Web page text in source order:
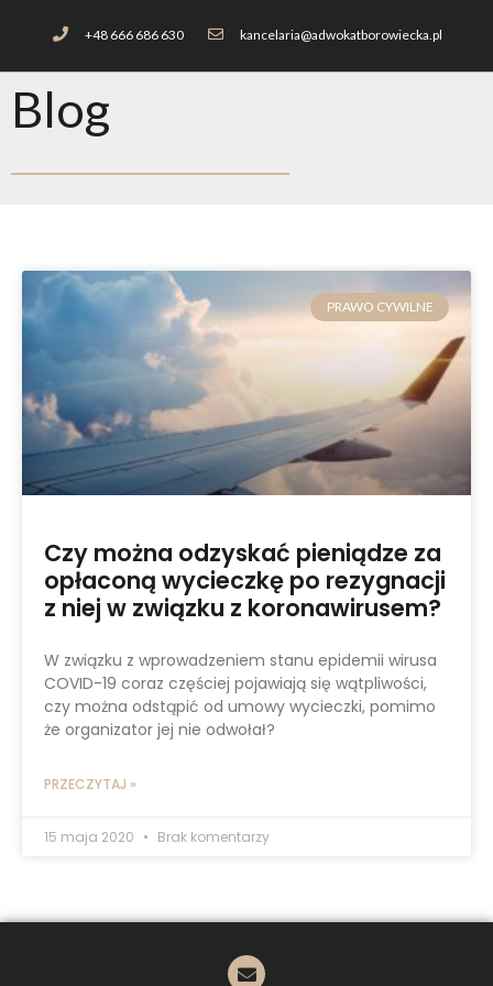
+48 666 686 630 kancelaria@adwokatborowiecka.pl
Blog
PRAWO CYWILNE
Czy można odzyskać pieniądze za
opłaconą wycieczkę po rezygnacji
z niej w związku z koronawirusem?
W związku z wprowadzeniem stanu epidemii wirusa
COVID-19 coraz częściej pojawiają się wątpliwości,
czy można odstąpić od umowy wycieczki, pomimo
że organizator jej nie odwołał?
PRZECZYTAJ »
15 maja 2020 Brak komentarzy